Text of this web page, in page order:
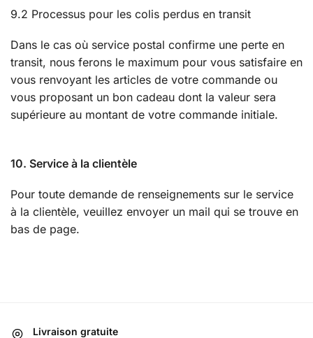
9.2 Processus pour les colis perdus en transit
Dans le cas où service postal confirme une perte en
transit, nous ferons le maximum pour vous satisfaire en
vous renvoyant les articles de votre commande ou
vous proposant un bon cadeau dont la valeur sera
supérieure au montant de votre commande initiale.
10. Service à la clientèle
Pour toute demande de renseignements sur le service
à la clientèle, veuillez envoyer un mail qui se trouve en
bas de page.
Livraison gratuite